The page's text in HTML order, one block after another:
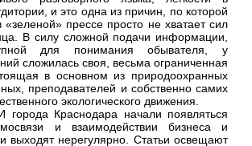
и это одна из причин, по которой
«зеленой» прессе просто не хватает сил
В силу сложной подачи информации,
для понимания обывателя, у
сложилась своя, весьма ограниченная
в основном из природоохранных
преподавателей и собственно самих
экологического движения.
Краснодара начали появляться
и взаимодействии бизнеса и
выходят нерегулярно. Статьи освещают